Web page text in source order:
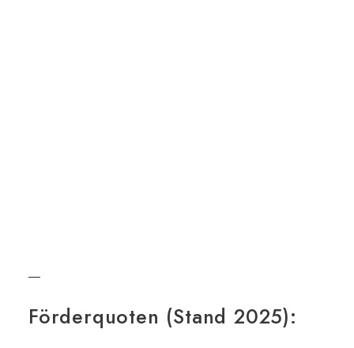
Förderquoten (Stand 2025):